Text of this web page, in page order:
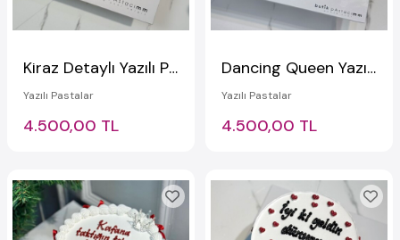
Kiraz Detaylı Yazılı Pasta
Yazılı Pastalar
4.500,00 TL
Dancing Queen Yazılı Pasta
Yazılı Pastalar
4.500,00 TL